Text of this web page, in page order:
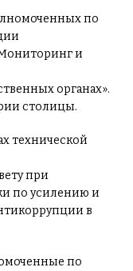
по
и
органах».
столицы.
технической
при
по усилению и
в
по